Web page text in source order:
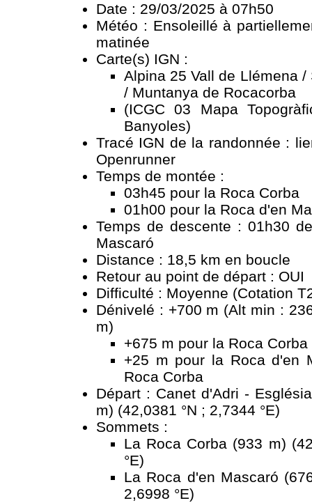
Date : 29/03/2025 à 07h50
Météo : Ensoleillé à
matinée
Carte(s) IGN :
Alpina 25 Vall de Llémena
/ Muntanya de Rocacorba
(ICGC 03 Mapa
Banyoles)
Tracé IGN de la randonnée :
Openrunner
Temps de montée :
03h45 pour la Roca Corba
01h00 pour la Roca d'en
Temps de descente : 01h30
Mascaró
Distance : 18,5 km en boucle
Retour au point de départ : OUI
Difficulté : Moyenne (Cotation
Dénivelé : +700 m (Alt min :
m)
+675 m pour la Roca Corba
+25 m pour la Roca d'en
Roca Corba
Départ : Canet d'Adri -
m) (42,0381 °N ; 2,7344 °E)
Sommets :
La Roca Corba (933 m)
°E)
La Roca d'en Mascaró
2,6998 °E)